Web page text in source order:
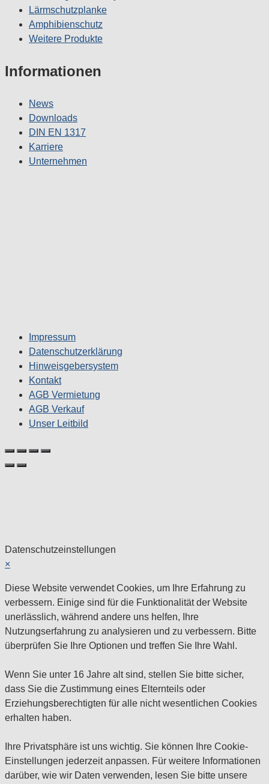
Lärmschutzplanke
Amphibienschutz
Weitere Produkte
Informationen
News
Downloads
DIN EN 1317
Karriere
Unternehmen
Impressum
Datenschutzerklärung
Hinweisgebersystem
Kontakt
AGB Vermietung
AGB Verkauf
Unser Leitbild
Datenschutzeinstellungen
×
Diese Website verwendet Cookies, um Ihre Erfahrung zu
verbessern. Einige sind für die Funktionalität der Website
unerlässlich, während andere uns helfen, Ihre
Nutzungserfahrung zu analysieren und zu verbessern. Bitte
überprüfen Sie Ihre Optionen und treffen Sie Ihre Wahl.
Wenn Sie unter 16 Jahre alt sind, stellen Sie bitte sicher,
dass Sie die Zustimmung eines Elternteils oder
Erziehungsberechtigten für alle nicht wesentlichen Cookies
erhalten haben.
Ihre Privatsphäre ist uns wichtig. Sie können Ihre Cookie-
Einstellungen jederzeit anpassen. Für weitere Informationen
darüber, wie wir Daten verwenden, lesen Sie bitte unsere